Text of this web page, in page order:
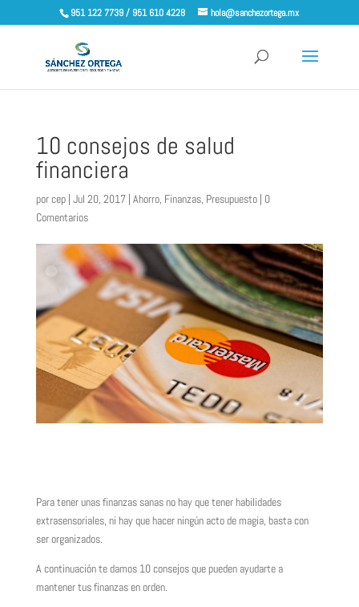
951 122 7739 / 951 610 4228 hola@sanchezortega.mx
10 consejos de salud
financiera
porcep| Jul 20, 2017| Ahorro, Finanzas, Presupuesto| 0
Comentarios
Para tener unas finanzas sanas no hay que tener habilidades
extrasensoriales, ni hay que hacer ningún acto de magia, basta con
ser organizados.
A continuación te damos 10 consejos que pueden ayudarte a
mantener tus finanzas en orden.